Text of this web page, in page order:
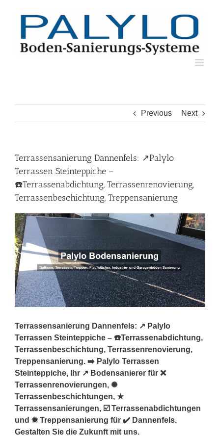
Previous Next
Terrassensanierung Dannenfels: ↗️Palylo
Terrassen Steinteppiche –
☎️Terrassenabdichtung, Terrassenrenovierung,
Terrassenbeschichtung, Treppensanierung
Terrassensanierung Dannenfels: ↗️ Palylo
Terrassen Steinteppiche – ☎️Terrassenabdichtung,
Terrassenbeschichtung, Terrassenrenovierung,
Treppensanierung. ➡️ Palylo Terrassen
Steinteppiche, Ihr ↗️ Bodensanierer für ❌
Terrassenrenovierungen, ✺
Terrassenbeschichtungen, ★
Terrassensanierungen, ☑️ Terrassenabdichtungen
und ✹ Treppensanierung für ✔️ Dannenfels.
Gestalten Sie die Zukunft mit uns.